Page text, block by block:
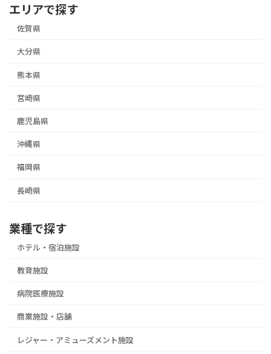
の
ペ
ー
ジ
送
り
エリアで探す
佐賀県
大分県
熊本県
宮崎県
鹿児島県
沖縄県
福岡県
長崎県
業種で探す
ホテル・宿泊施設
教育施設
病院医療施設
商業施設・店舗
レジャー・アミューズメント施設